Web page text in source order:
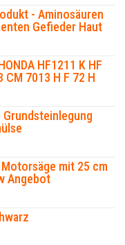
- Aminosäuren
Gefieder Haut
HF1211 K HF
CM 7013 H F 72 H
Motorsäge mit 25 cm
Angebot